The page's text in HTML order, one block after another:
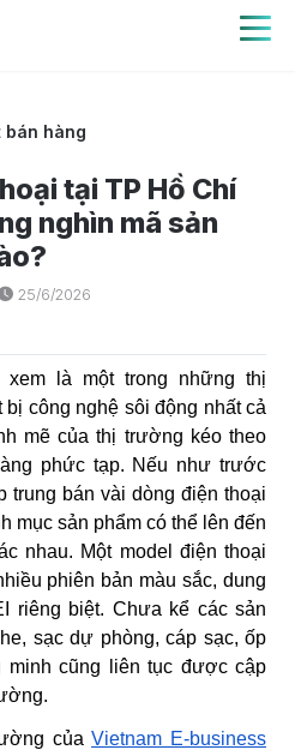
bán hàng
tại TP Hồ Chí
nghìn mã sản
25/6/2026
là một trong những thị
công nghệ sôi động nhất cả
mẽ của thị trường kéo theo
phức tạp. Nếu như trước
trung bán vài dòng điện thoại
mục sản phẩm có thể lên đến
nhau. Một model điện thoại
phiên bản màu sắc, dung
riêng biệt. Chưa kể các sản
sạc dự phòng, cáp sạc, ốp
minh cũng liên tục được cập
củaVietnam E-business